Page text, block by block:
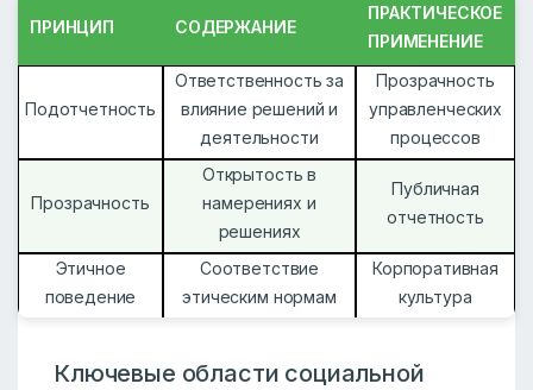
ПРИНЦИП СОДЕРЖАНИЕ
ПРАКТИЧЕСКОЕ
ПРИМЕНЕНИЕ
Подотчетность
Ответственность за
влияние решений и
деятельности
Прозрачность
управленческих
процессов
Прозрачность
Открытость в
намерениях и
решениях
Публичная
отчетность
Этичное
поведение
Соответствие
этическим нормам
Корпоративная
культура
Ключевые области социальной